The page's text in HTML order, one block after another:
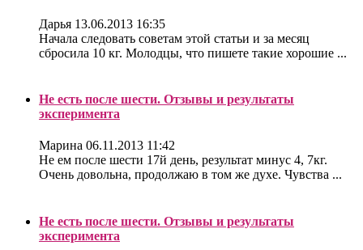
Дарья 13.06.2013 16:35
Начала следовать советам этой статьи и за месяц
сбросила 10 кг. Молодцы, что пишете такие хорошие ...
Не есть после шести. Отзывы и результаты
эксперимента
Марина 06.11.2013 11:42
Не ем после шести 17й день, результат минус 4, 7кг.
Очень довольна, продолжаю в том же духе. Чувства ...
Не есть после шести. Отзывы и результаты
эксперимента